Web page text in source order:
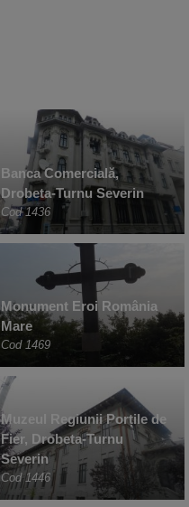
Banca Comercială,
Drobeta-Turnu Severin
Cod 1436
Monument Eroi România
Mare
Cod 1469
Muzeul Regiunii Porțile de
Fier, Drobeta-Turnu
Severin
Cod 1446